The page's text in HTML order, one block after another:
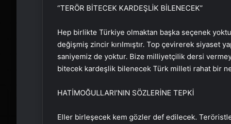
“TERÖR BİTECEK KARDEŞLİK BİLENECEK”
Hep birlikte Türkiye olmaktan başka seçenek
değişmiş zincir kırılmıştır. Top çevirerek siyaset
saniyemiz de yoktur. Bize milliyetçilik dersi
bitecek kardeşlik bilenecek Türk milleti rahat bir
HATİMOĞULLARI’NIN SÖZLERİNE TEPKİ
Eller birleşecek kem gözler def edilecek.